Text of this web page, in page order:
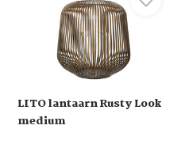
LITO lantaarn Rusty Look
medium